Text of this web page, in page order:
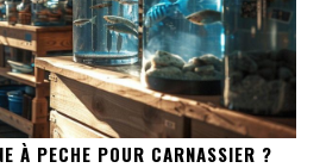
À PECHE POUR CARNASSIER ?